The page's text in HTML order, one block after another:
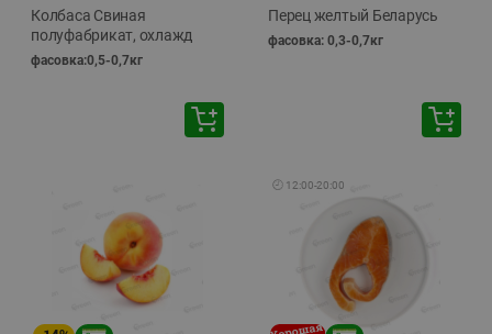
Колбаса Свиная
полуфабрикат, охлажд
фасовка:0,5-0,7кг
Перец желтый Беларусь
фасовка: 0,3-0,7кг
🕘 12:00-20:00